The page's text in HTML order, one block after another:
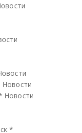
Новости
Новости
*